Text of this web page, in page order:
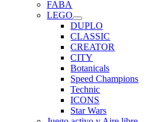
FABA
LEGO
DUPLO
CLASSIC
CREATOR
CITY
Botanicals
Speed Champions
Technic
ICONS
Star Wars